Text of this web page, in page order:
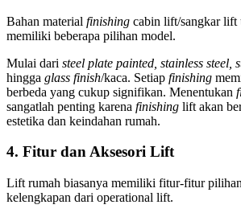
Bahan material finishing cabin lift/sangkar lift
memiliki beberapa pilihan model.
Mulai dari steel plate painted, stainless steel,
hingga glass finish/kaca. Setiap finishing
berbeda yang cukup signifikan. Menentukan
sangatlah penting karena finishing lift akan
estetika dan keindahan rumah.
4. Fitur dan Aksesori Lift
Lift rumah biasanya memiliki fitur-fitur
kelengkapan dari operational lift.